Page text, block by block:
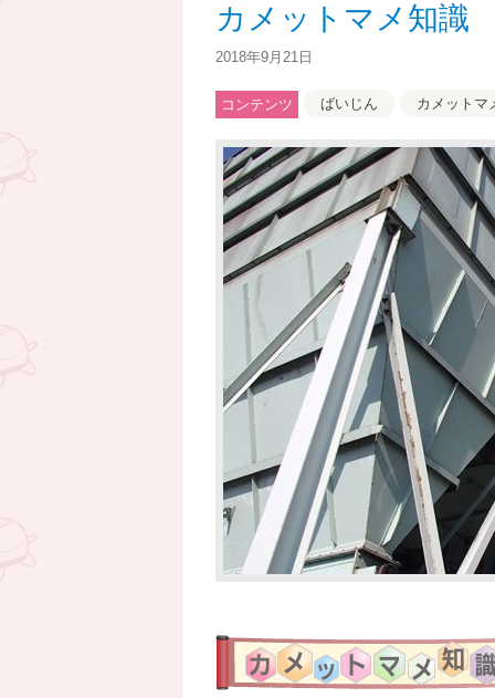
カメットマメ知識
2018年9月21日
コンテンツ ばいじん カメットマ